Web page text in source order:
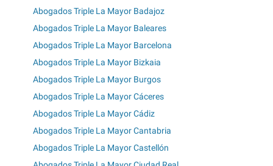
Abogados Triple La Mayor Badajoz
Abogados Triple La Mayor Baleares
Abogados Triple La Mayor Barcelona
Abogados Triple La Mayor Bizkaia
Abogados Triple La Mayor Burgos
Abogados Triple La Mayor Cáceres
Abogados Triple La Mayor Cádiz
Abogados Triple La Mayor Cantabria
Abogados Triple La Mayor Castellón